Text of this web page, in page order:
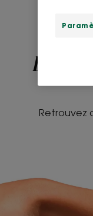
Retrouvez